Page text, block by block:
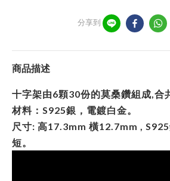
分享到
商品描述
十字架由6顆30份的莫桑鑽組成,合
材料：S925銀，電鍍白金。
尺寸: 高17.3mm 橫12.7mm ,
短。